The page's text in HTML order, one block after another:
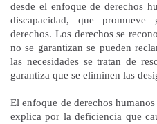
desde el enfoque de derechos
discapacidad, que
derechos. Los derechos se
no se garantizan se pueden
las necesidades se tratan de
garantiza que se eliminen las
El enfoque de derechos
explica por la deficiencia que